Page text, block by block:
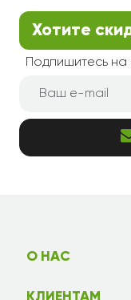
Хотите
Подпишитесь
О НАС
КЛИЕНТАМ